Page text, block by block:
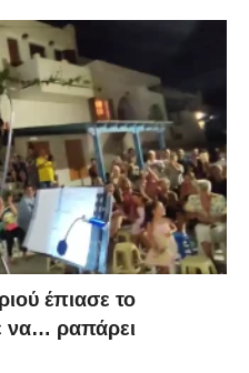
έπιασε το
να… ραπάρει